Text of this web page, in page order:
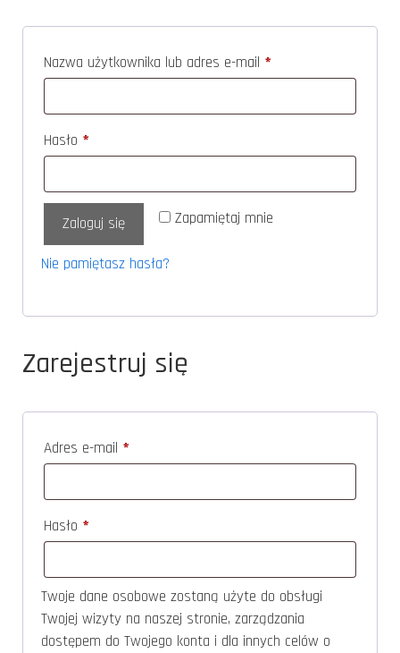
Nazwa użytkownika lub adres e-mail *
Hasło *
Zapamiętaj mnie
Zaloguj się
Nie pamiętasz hasła?
Zarejestruj się
Adres e-mail *
Hasło *
Twoje dane osobowe zostaną użyte do obsługi
Twojej wizyty na naszej stronie, zarządzania
dostępem do Twojego konta i dla innych celów o